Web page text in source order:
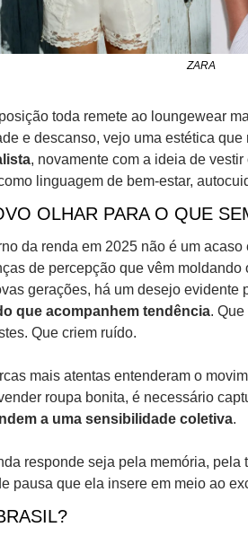
ZARA
toda remete ao loungewear
e descanso, vejo uma estética que
, novamente com a ideia de vestir
linguagem de bem-estar,
OLHAR PARA O QUE
da renda em 2025 não é um
de percepção que vêm moldando
gerações, há um desejo evidente
que acompanhem tendência. Que
Que criem ruído.
mais atentas entenderam o
a uma sensibilidade coletiva.
responde seja pela memória, pela
pausa que ela insere em meio ao